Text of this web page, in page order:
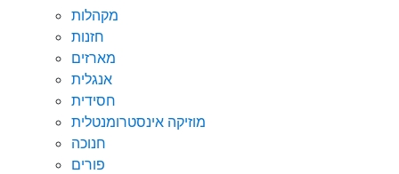
מקהלות
חזנות
מארזים
אנגלית
חסידית
מוזיקה אינסטרומנטלית
חנוכה
פורים